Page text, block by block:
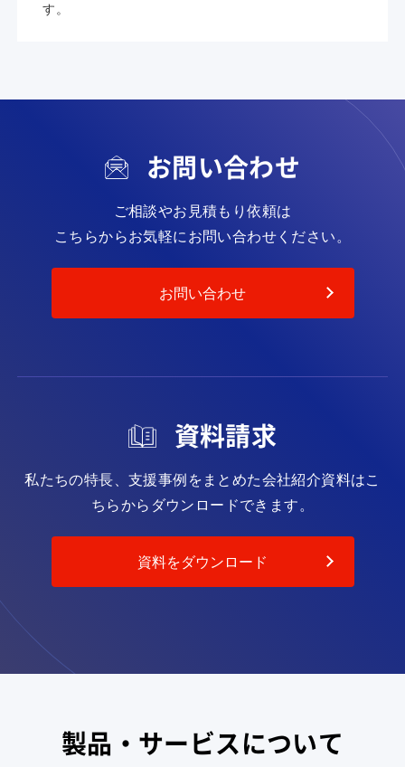
す。
お問い合わせ
ご相談やお見積もり依頼は
こちらからお気軽にお問い合わせください。
お問い合わせ
資料請求
私たちの特長、支援事例をまとめた会社紹介資料はこ
ちらからダウンロードできます。
資料をダウンロード
製品・サービスについて